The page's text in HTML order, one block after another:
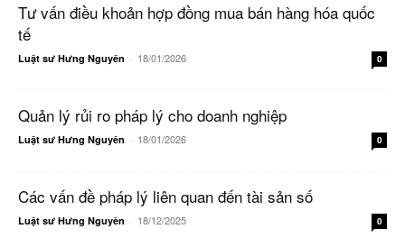
Tư vấn điều khoản hợp đồng mua bán hàng hóa quốc
tế
Luật sư Hưng Nguyên - 18/01/2026 0
Quản lý rủi ro pháp lý cho doanh nghiệp
Luật sư Hưng Nguyên - 18/01/2026 0
Các vấn đề pháp lý liên quan đến tài sản số
Luật sư Hưng Nguyên - 18/12/2025 0